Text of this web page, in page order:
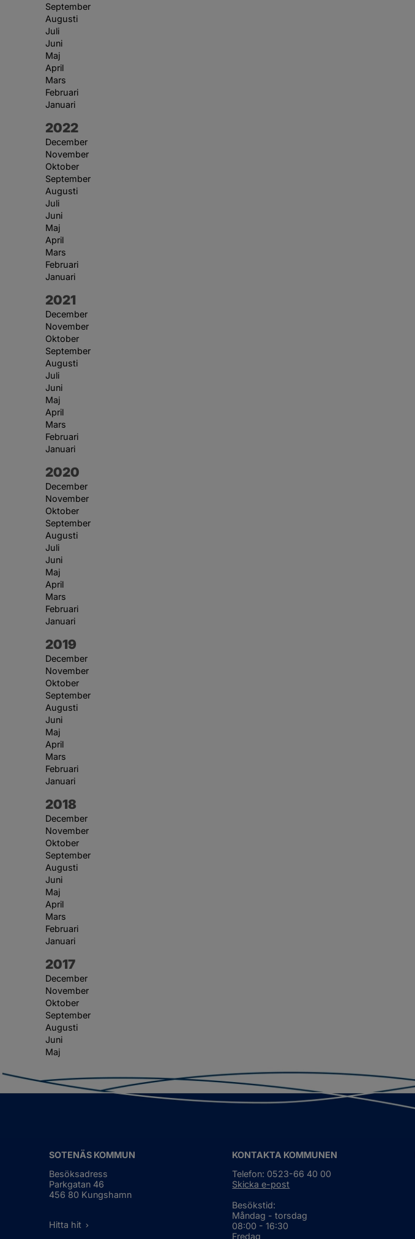
September
Augusti
Juli
Juni
Maj
April
Mars
Februari
Januari
År:
2022
December
November
Oktober
September
Augusti
Juli
Juni
Maj
April
Mars
Februari
Januari
År:
2021
December
November
Oktober
September
Augusti
Juli
Juni
Maj
April
Mars
Februari
Januari
År:
2020
December
November
Oktober
September
Augusti
Juli
Juni
Maj
April
Mars
Februari
Januari
År:
2019
December
November
Oktober
September
Augusti
Juni
Maj
April
Mars
Februari
Januari
År:
2018
December
November
Oktober
September
Augusti
Juni
Maj
April
Mars
Februari
Januari
År:
2017
December
November
Oktober
September
Augusti
Juni
Maj
SOTENÄS KOMMUN
Besöksadress
Parkgatan 46
456 80 Kungshamn
Hitta hit
KONTAKTA KOMMUNEN
Telefon: 0523-66 40 00
Skicka e-post
Besökstid:
Måndag - torsdag
08:00 - 16:30
Fredag